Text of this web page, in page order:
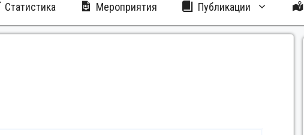
Статистика Мероприятия Публикации